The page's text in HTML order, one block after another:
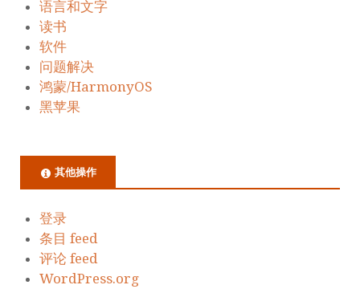
语言和文字
读书
软件
问题解决
鸿蒙/HarmonyOS
黑苹果
其他操作
登录
条目 feed
评论 feed
WordPress.org